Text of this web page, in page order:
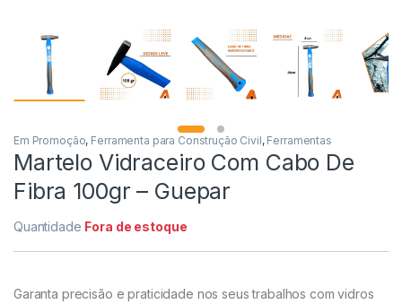
Em Promoção, Ferramenta para Construção Civil, Ferramentas
Martelo Vidraceiro Com Cabo De
Fibra 100gr – Guepar
Quantidade Fora de estoque
Garanta precisão e praticidade nos seus trabalhos com vidros